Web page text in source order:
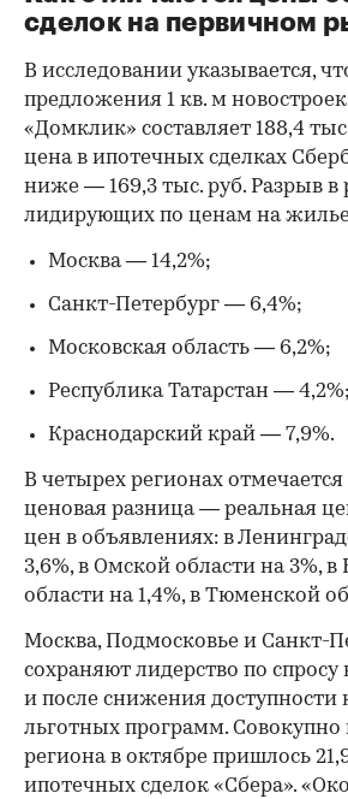
сделок на первичном
В исследовании указывается,
предложения 1 кв. м
«Домклик» составляет 188,4
цена в ипотечных сделках
ниже — 169,3 тыс. руб. Разрыв в
лидирующих по ценам на
Москва — 14,2%;
Санкт-Петербург — 6,4%;
Московская область — 6,2%;
Республика Татарстан — 4,2%;
Краснодарский край — 7,9%.
В четырех регионах
ценовая разница — реальная
цен в объявлениях: в
3,6%, в Омской области на 3%, в
области на 1,4%, в Тюменской
Москва, Подмосковье и Санкт-
сохраняют лидерство по
и после снижения доступности
льготных программ. Совокупно
региона в октябре пришлось
ипотечных сделок «Сбера».